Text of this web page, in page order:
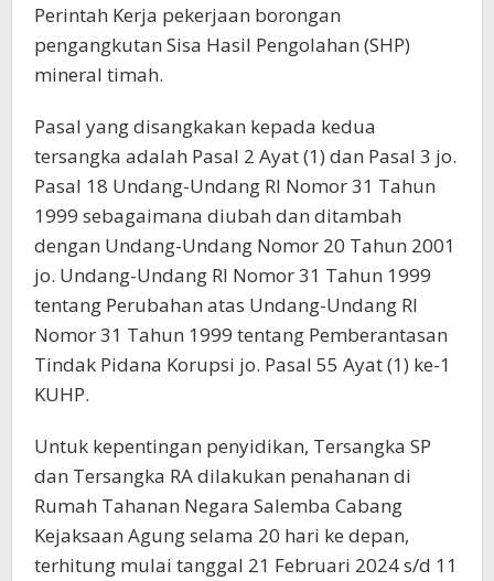
Perintah Kerja pekerjaan borongan
pengangkutan Sisa Hasil Pengolahan (SHP)
mineral timah.
Pasal yang disangkakan kepada kedua
tersangka adalah Pasal 2 Ayat (1) dan Pasal 3 jo.
Pasal 18 Undang-Undang RI Nomor 31 Tahun
1999 sebagaimana diubah dan ditambah
dengan Undang-Undang Nomor 20 Tahun 2001
jo. Undang-Undang RI Nomor 31 Tahun 1999
tentang Perubahan atas Undang-Undang RI
Nomor 31 Tahun 1999 tentang Pemberantasan
Tindak Pidana Korupsi jo. Pasal 55 Ayat (1) ke-1
KUHP.
Untuk kepentingan penyidikan, Tersangka SP
dan Tersangka RA dilakukan penahanan di
Rumah Tahanan Negara Salemba Cabang
Kejaksaan Agung selama 20 hari ke depan,
terhitung mulai tanggal 21 Februari 2024 s/d 11